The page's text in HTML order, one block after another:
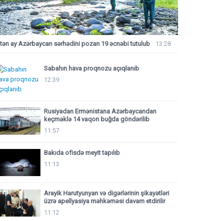
ay Azərbaycan sərhədini pozan 19 əcnəbi tutulub 13:28
Sabahın hava proqnozu açıqlanıb
12:39
Rusiyadan Ermənistana Azərbaycandan
keçməklə 14 vaqon buğda göndərilib
11:57
Bakıda ofisdə meyit tapılıb
11:13
Arayik Harutyunyan və digərlərinin şikayətləri
üzrə apellyasiya məhkəməsi davam etdirilir
11:12